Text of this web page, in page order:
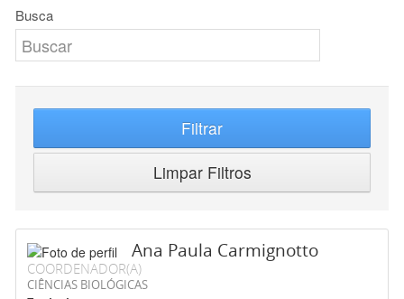
Busca
Filtrar
Limpar Filtros
Ana Paula Carmignotto
COORDENADOR(A)
CIÊNCIAS BIOLÓGICAS